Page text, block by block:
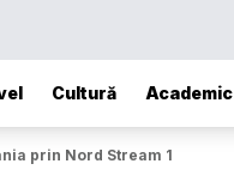
Cultură Academic
prin Nord Stream 1